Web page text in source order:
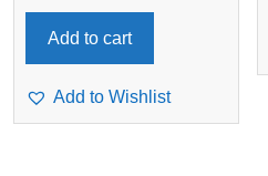
Add to cart
Add to Wishlist